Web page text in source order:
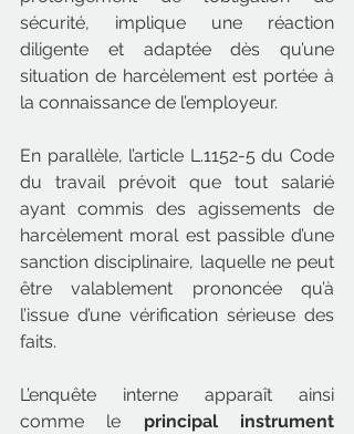
sécurité, implique une réaction
diligente et adaptée dès qu’une
situation de harcèlement est portée à
la connaissance de l’employeur.
En parallèle, l’article L.1152-5 du Code
du travail prévoit que tout salarié
ayant commis des agissements de
harcèlement moral est passible d’une
sanction disciplinaire, laquelle ne peut
être valablement prononcée qu’à
l’issue d’une vérification sérieuse des
faits.
L’enquête interne apparaît ainsi
comme le principal instrument